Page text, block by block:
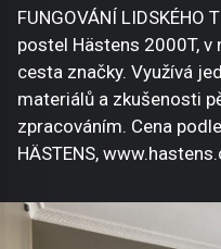
FUNGOVÁNÍ
postel Hästens 2000T,
cesta značky. Využívá
materiálů a zkušenosti
zpracováním. Cena
HÄSTENS,